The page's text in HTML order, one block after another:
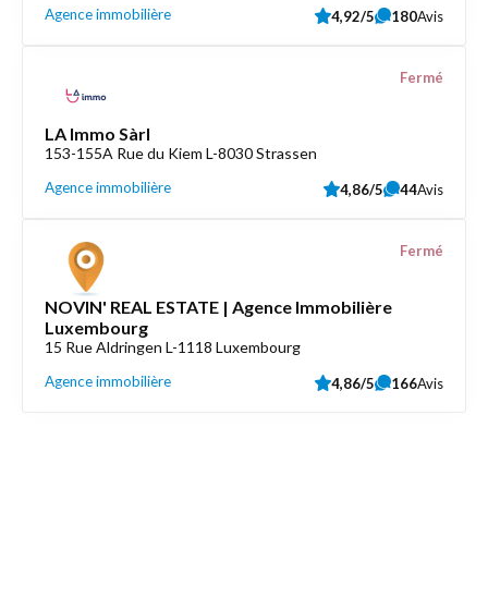
Agence immobilière 4,92/5 180Avis
LA Immo Sàrl
153-155A Rue du Kiem L-8030 Strassen
Agence immobilière
Fermé
4,86/5 44Avis
NOVIN' REAL ESTATE | Agence Immobilière
Luxembourg
15 Rue Aldringen L-1118 Luxembourg
Agence immobilière
Fermé
4,86/5 166Avis